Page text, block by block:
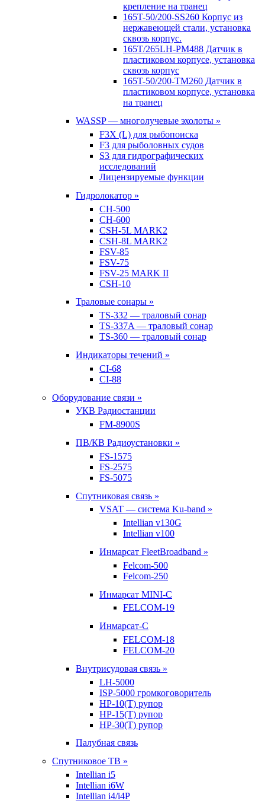
крепление на транец
165T-50/200-SS260 Корпус из
нержавеющей стали, установка
сквозь корпус.
165T/265LH-PM488 Датчик в
пластиковом корпусе, установка
сквозь корпус
165T-50/200-TM260 Датчик в
пластиковом корпусе, установка
на транец
WASSP — многолучевые эхолоты »
F3X (L) для рыбопоиска
F3 для рыболовных судов
S3 для гидрографических
исследований
Лицензируемые функции
Гидролокатор »
CH-500
CH-600
CSH-5L MARK2
CSH-8L MARK2
FSV-85
FSV-75
FSV-25 MARK II
CSH-10
Траловые сонары »
TS-332 — траловый сонар
TS-337A — траловый сонар
TS-360 — траловый сонар
Индикаторы течений »
CI-68
CI-88
Оборудование связи »
УКВ Радиостанции
FM-8900S
ПВ/КВ Радиоустановки »
FS-1575
FS-2575
FS-5075
Спутниковая связь »
VSAT — система Ku-band »
Intellian v130G
Intellian v100
Инмарсат FleetBroadband »
Felcom-500
Felcom-250
Инмарсат MINI-C
FELCOM-19
Инмарсат-С
FELCOM-18
FELCOM-20
Внутрисудовая связь »
LH-5000
ISP-5000 громкоговоритель
HP-10(T) рупор
HP-15(T) рупор
HP-30(T) рупор
Палубная связь
Спутниковое ТВ »
Intellian i5
Intellian i6W
Intellian i4/i4P